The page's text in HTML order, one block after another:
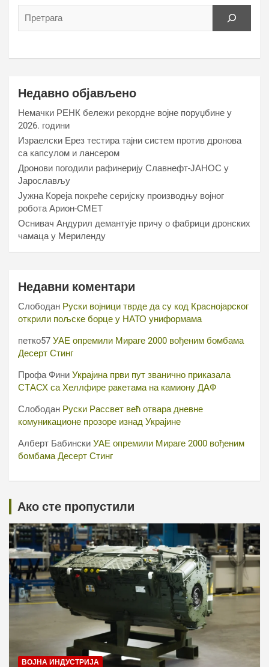
Недавно објављено
Немачки РЕНК бележи рекордне војне поруџбине у
2026. години
Израелски Ерез тестира тајни систем против дронова
са капсулом и лансером
Дронови погодили рафинерију Славнефт-ЈАНОС у
Јарослављу
Јужна Кореја покреће серијску производњу војног
робота Арион-СМЕТ
Оснивач Андурил демантује причу о фабрици дронских
чамаца у Мериленду
Недавни коментари
Слободан Руски војници тврде да су код Краснојарског
открили пољске борце у НАТО униформама
петко57 УАЕ опремили Мираге 2000 вођеним бомбама
Десерт Стинг
Профа Фини Украјина први пут званично приказала
СТАСХ са Хеллфире ракетама на камиону ДАФ
Слободан Руски Рассвет већ отвара дневне
комуникационе прозоре изнад Украјине
Алберт Бабински УАЕ опремили Мираге 2000 вођеним
бомбама Десерт Стинг
Ако сте пропустили
ВОЈНА ИНДУСТРИЈА